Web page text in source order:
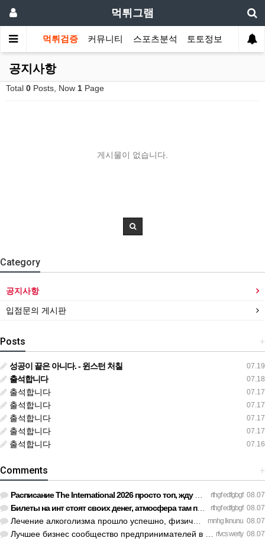
먹튀그램
먹튀검증 커뮤니티 스포츠분석 토토정보
공지사항
Total 0 Posts, Now 1 Page
게시물이 없습니다.
Category
공지사항
입점문의 게시판
+
Posts
07.19
성공이 끝은 아니다. - 윈스턴 처칠
07.18
출석합니다
07.17
출석합니다
07.17
출석합니다
07.17
출석합니다
07.17
출석합니다
07.16
출석합니다
+
Comments
rthgf edfgbgf 08.07
Расписание The International 2026 просто топ, жду финал! htt…
rthgf edfgbgf 08.07
Билеты на инт стоят своих денег, атмосфера там просто непере…
mnhg lknunu 08.07
Лечение алкоголизма прошло успешно, физической тяги больше н…
rfvcs werty 08.07
Лучшее бизнес сообщество предпринимателей в Санкт-Петербурге…